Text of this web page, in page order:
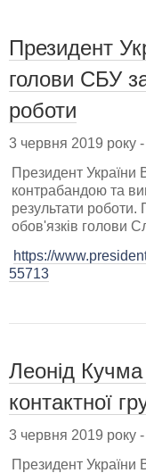
Президент
голови СБУ
роботи
3 червня 2019 року
Президент України
контрабандою та
результати роботи.
обов'язків голови
https://
55713
Леонід Кучма
контактної
3 червня 2019 року
Президент України